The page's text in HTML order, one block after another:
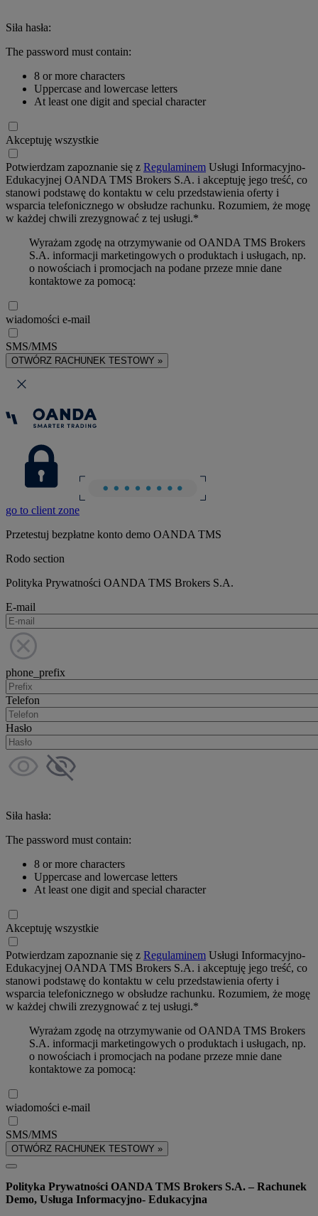
Siła hasła:
The password must contain:
8 or more characters
Uppercase and lowercase letters
At least one digit and special character
Akceptuję wszystkie
Potwierdzam zapoznanie się z Regulaminem Usługi Informacyjno-
Edukacyjnej OANDA TMS Brokers S.A. i akceptuję jego treść, co
stanowi podstawę do kontaktu w celu przedstawienia oferty i
wsparcia telefonicznego w obsłudze rachunku. Rozumiem, że mogę
w każdej chwili zrezygnować z tej usługi.*
Wyrażam zgodę na otrzymywanie od OANDA TMS Brokers
S.A. informacji marketingowych o produktach i usługach, np.
o nowościach i promocjach na podane przeze mnie dane
kontaktowe za pomocą:
wiadomości e-mail
SMS/MMS
OTWÓRZ RACHUNEK TESTOWY »
go to client zone
Przetestuj bezpłatne konto demo OANDA TMS
Rodo section
Polityka Prywatności OANDA TMS Brokers S.A.
E-mail
phone_prefix
Telefon
Hasło
Siła hasła:
The password must contain:
8 or more characters
Uppercase and lowercase letters
At least one digit and special character
Akceptuję wszystkie
Potwierdzam zapoznanie się z Regulaminem Usługi Informacyjno-
Edukacyjnej OANDA TMS Brokers S.A. i akceptuję jego treść, co
stanowi podstawę do kontaktu w celu przedstawienia oferty i
wsparcia telefonicznego w obsłudze rachunku. Rozumiem, że mogę
w każdej chwili zrezygnować z tej usługi.*
Wyrażam zgodę na otrzymywanie od OANDA TMS Brokers
S.A. informacji marketingowych o produktach i usługach, np.
o nowościach i promocjach na podane przeze mnie dane
kontaktowe za pomocą:
wiadomości e-mail
SMS/MMS
OTWÓRZ RACHUNEK TESTOWY »
Polityka Prywatności OANDA TMS Brokers S.A. – Rachunek
Demo, Usługa Informacyjno- Edukacyjna